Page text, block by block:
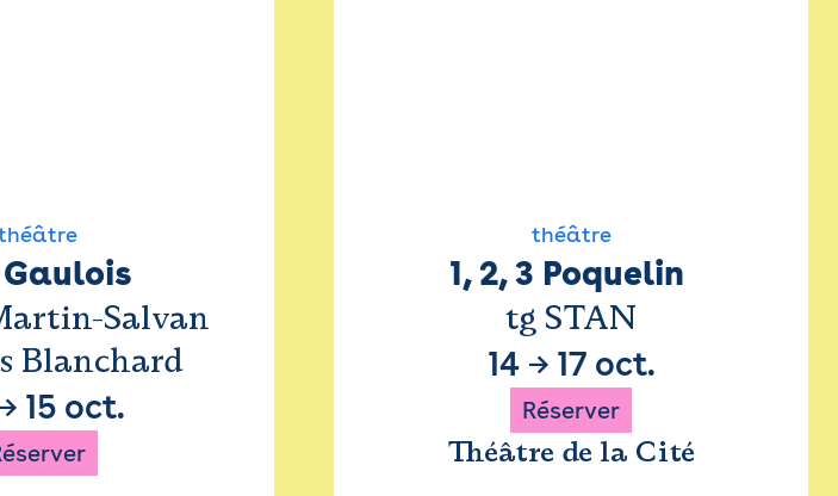
Gaulois
Salvan
Blanchard
15 oct.
théâtre
1, 2, 3 Poquelin
tg STAN
14→ 17 oct.
Réserver
Théâtre de la Cité